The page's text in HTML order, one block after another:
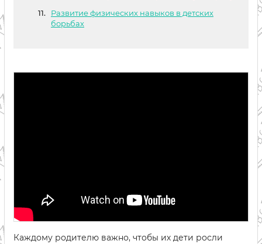
Развитие физических навыков в детских
борьбах
Каждому родителю важно, чтобы их дети росли